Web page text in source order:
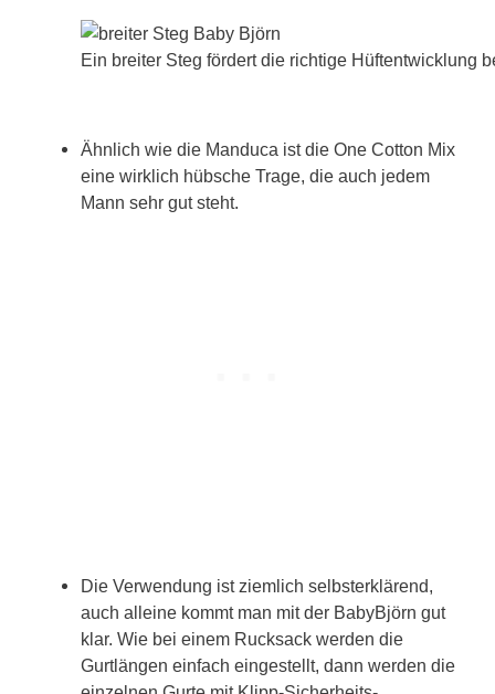
Ein breiter Steg fördert die richtige Hüftentwicklung
Ähnlich wie die Manduca ist die One Cotton Mix
eine wirklich hübsche Trage, die auch jedem
Mann sehr gut steht.
Die Verwendung ist ziemlich selbsterklärend,
auch alleine kommt man mit der BabyBjörn gut
klar. Wie bei einem Rucksack werden die
Gurtlängen einfach eingestellt, dann werden die